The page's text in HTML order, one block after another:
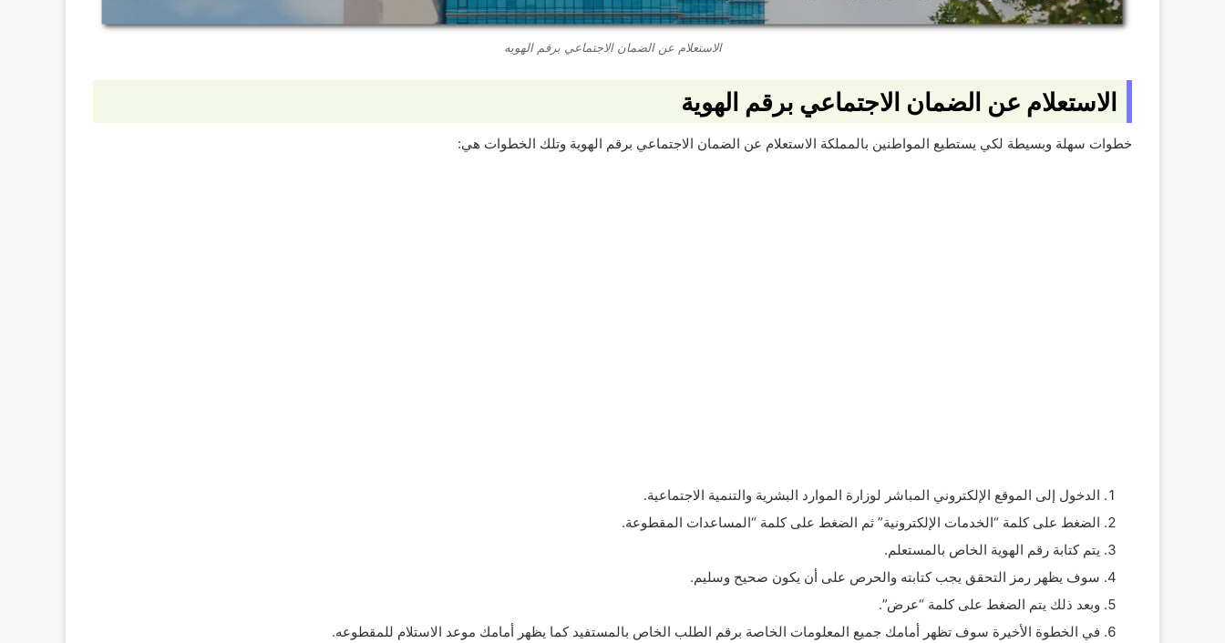
الاستعلام عن الضمان الاجتماعي برقم الهويه
الاستعلام عن الضمان الاجتماعي برقم الهوية
خطوات سهلة وبسيطة لكي يستطيع المواطنين بالمملكة الاستعلام عن الضمان الاجتماعي برقم الهوية وتلك الخطوات هي:
الدخول إلى الموقع الإلكتروني المباشر لوزارة الموارد البشرية والتنمية الاجتماعية.
الضغط على كلمة “الخدمات الإلكترونية” ثم الضغط على كلمة “المساعدات المقطوعة.
يتم كتابة رقم الهوية الخاص بالمستعلم.
سوف يظهر رمز التحقق يجب كتابته والحرص على أن يكون صحيح وسليم.
وبعد ذلك يتم الضغط على كلمة “عرض”.
في الخطوة الأخيرة سوف تظهر أمامك جميع المعلومات الخاصة برقم الطلب الخاص بالمستفيد كما يظهر أمامك موعد الاستلام للمقطوعه.